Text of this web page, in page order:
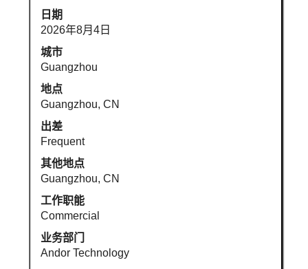
务
日期
2026年8月4日
城市
Guangzhou
地点
Guangzhou, CN
出差
Frequent
其他地点
Guangzhou, CN
工作职能
Commercial
业务部门
Andor Technology
用
空
格
键
进
行
选
以
查
看
职
信
息
的
完